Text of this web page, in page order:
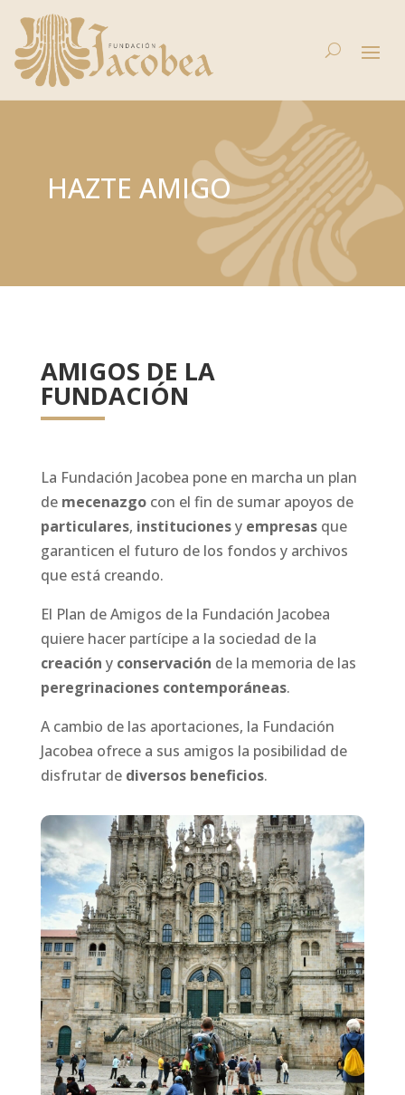
HAZTE AMIGO
AMIGOS DE LA
FUNDACIÓN
La Fundación Jacobea pone en marcha un plan
de mecenazgocon el fin de sumar apoyos de
particulares, institucionesy empresasque
garanticen el futuro de los fondos y archivos
que está creando.
El Plan de Amigos de la Fundación Jacobea
quiere hacer partícipe a la sociedad de la
creación y conservación de la memoria de las
peregrinaciones contemporáneas.
A cambio de las aportaciones, la Fundación
Jacobea ofrece a sus amigos la posibilidad de
disfrutar de diversos beneficios.